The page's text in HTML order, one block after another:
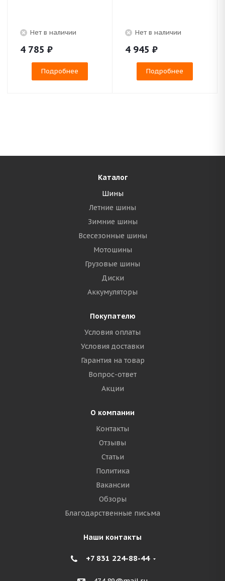
Нет в наличии
4 785 ₽
Подробнее
Нет в наличии
4 945 ₽
Подробнее
Каталог
Шины
Летние шины
Зимние шины
Всесезонные шины
Мотошины
Грузовые шины
Диски
Аккумуляторы
Покупателю
Условия оплаты
Условия доставки
Гарантия на товар
Вопрос-ответ
Акции
О компании
Контакты
Отзывы
Статьи
Политика
Вакансии
Обзоры
Благодарственные письма
Наши контакты
+7 831 224-88-44